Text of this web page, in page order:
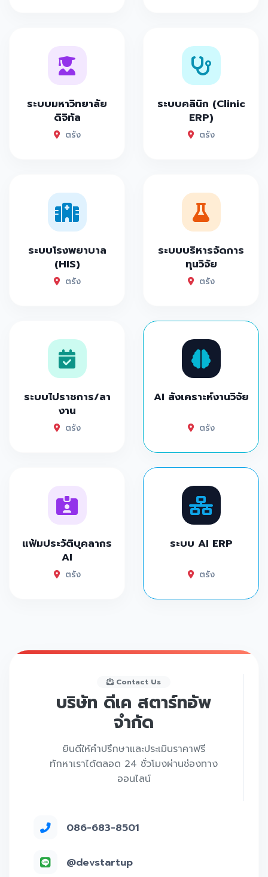
ระบบมหาวิทยาลัย
ดิจิทัล
ตรัง
ระบบคลินิก (Clinic
ERP)
ตรัง
ระบบโรงพยาบาล
(HIS)
ตรัง
ระบบบริหารจัดการ
ทุนวิจัย
ตรัง
ระบบไปราชการ/ลา
งาน
ตรัง
AI สังเคราะห์งานวิจัย
ตรัง
แฟ้มประวัติบุคลากร
AI
ตรัง
ระบบ AI ERP
ตรัง
Contact Us
บริษัท ดีเค สตาร์ทอัพ
จำกัด
ยินดีให้คำปรึกษาและประเมินราคาฟรี
ทักหาเราได้ตลอด 24 ชั่วโมงผ่านช่องทาง
ออนไลน์
086-683-8501
@devstartup